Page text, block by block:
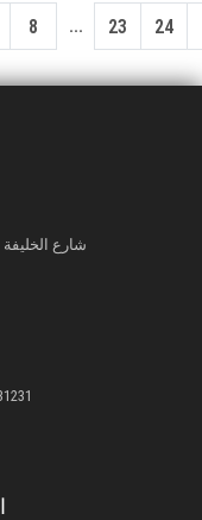
8 ... 23 24
شارع الخليفة
- 26831474